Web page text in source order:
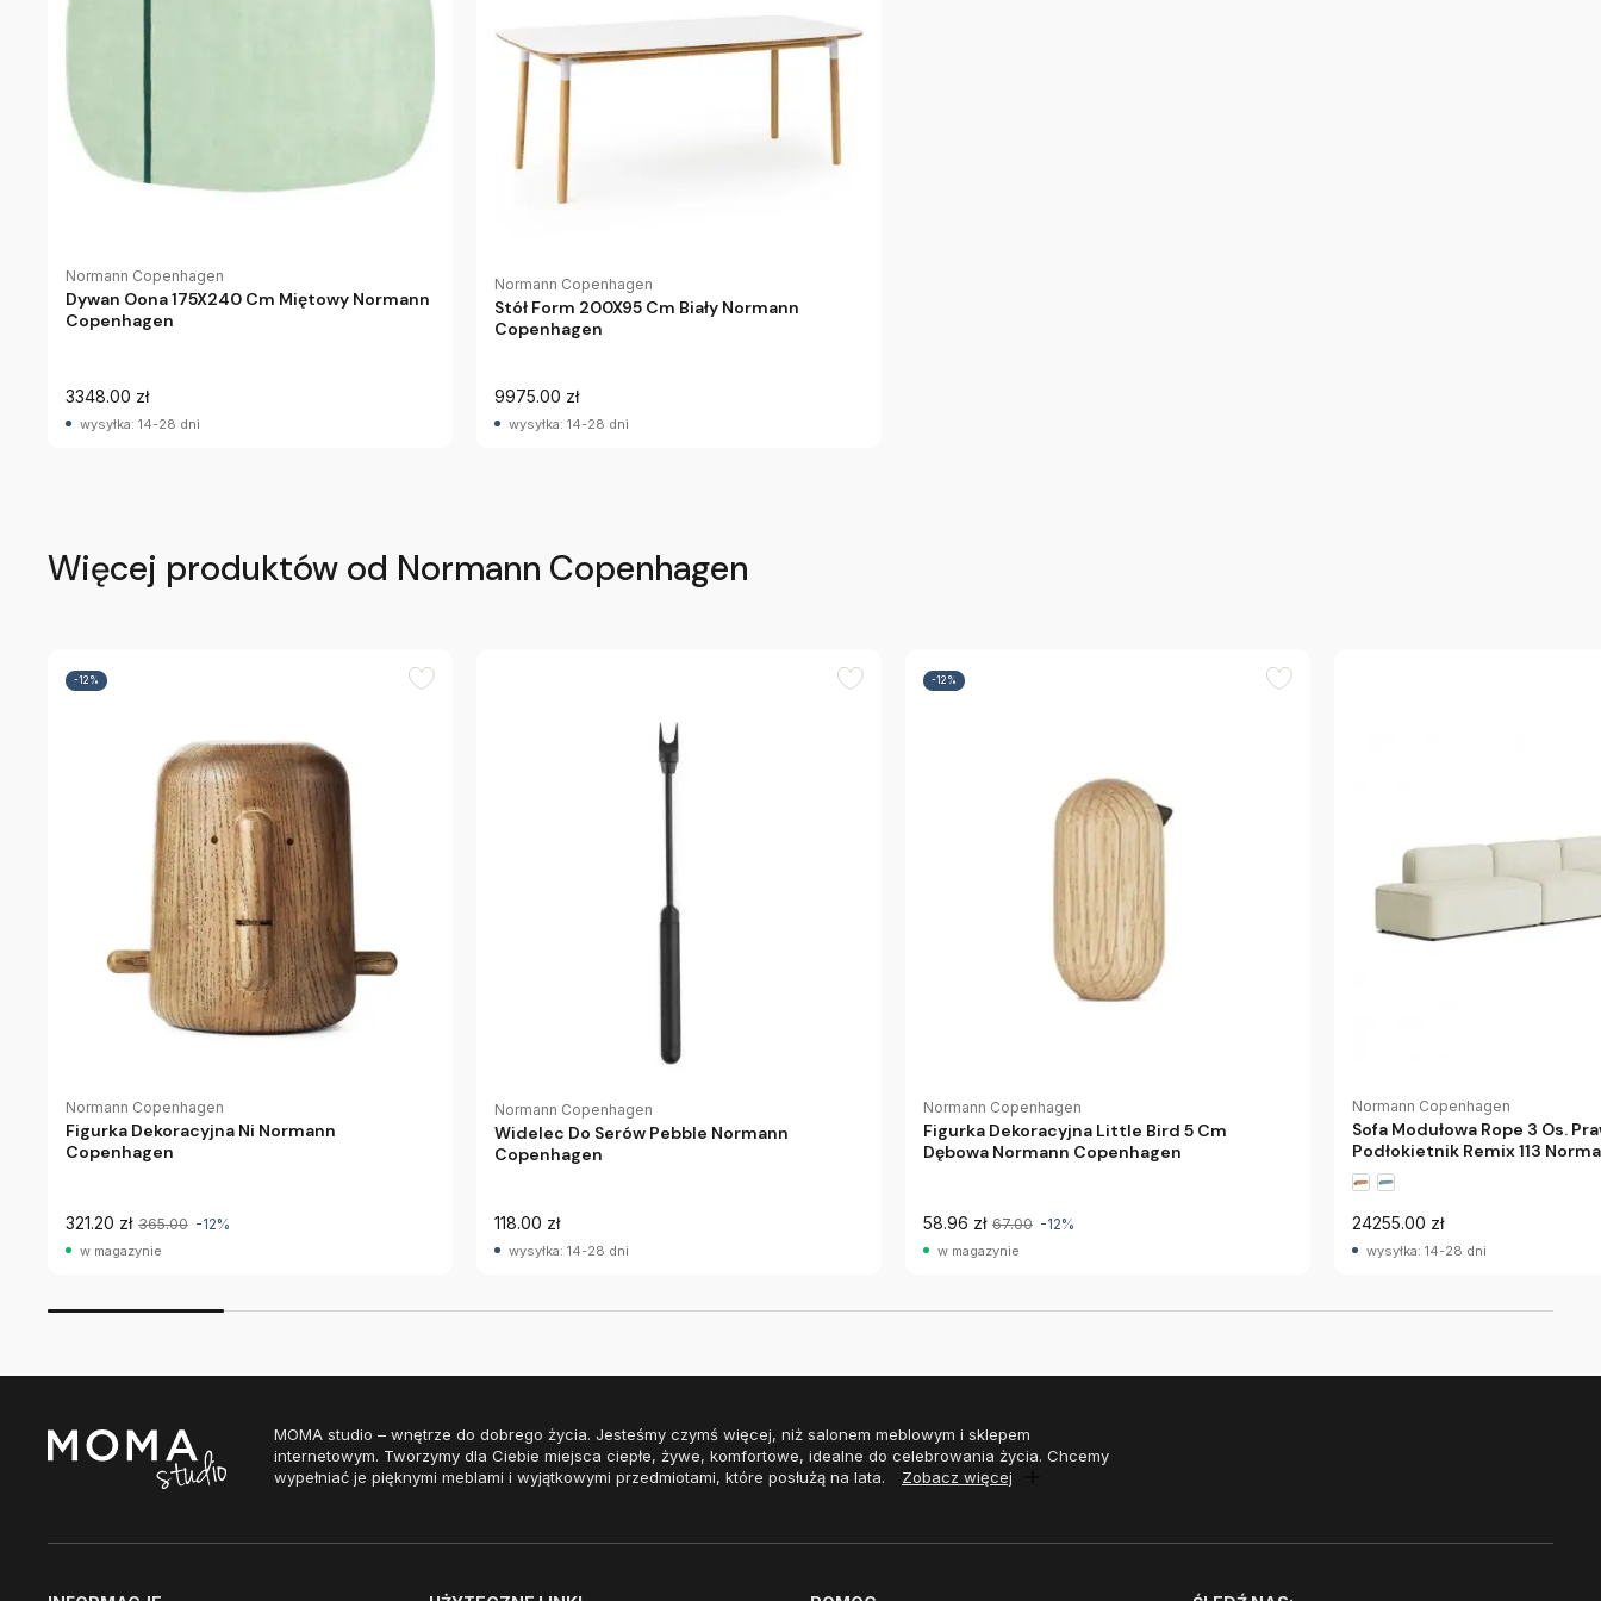
Normann Copenhagen
Dywan Oona 175X240 Cm Miętowy Normann
Copenhagen
3348.00 zł
wysyłka: 14-28 dni
Normann Copenhagen
Stół Form 200X95 Cm Biały Normann
Copenhagen
9975.00 zł
wysyłka: 14-28 dni
Więcej produktów od Normann Copenhagen
-12%
Normann Copenhagen
Figurka Dekoracyjna Ni Normann
Copenhagen
321.20 zł 365.00 -12%
w magazynie
Normann Copenhagen
Widelec Do Serów Pebble Normann
Copenhagen
118.00 zł
wysyłka: 14-28 dni
-12%
Normann Copenhagen
Figurka Dekoracyjna Little Bird 5 Cm
Dębowa Normann Copenhagen
58.96 zł 67.00 -12%
w magazynie
Normann Copenhagen
Sofa Modułowa Rope 3 Os.
Podłokietnik Remix 113
24255.00 zł
wysyłka: 14-28 dni
MOMA studio – wnętrze do dobrego życia. Jesteśmy czymś więcej, niż salonem meblowym i sklepem
internetowym. Tworzymy dla Ciebie miejsca ciepłe, żywe, komfortowe, idealne do celebrowania życia. Chcemy
wypełniać je pięknymi meblami i wyjątkowymi przedmiotami, które posłużą na lata.
Zobacz więcej